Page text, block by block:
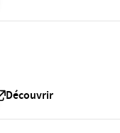
Découvrir